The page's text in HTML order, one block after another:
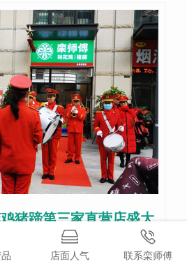
猪蹄第三家直营店盛大
店面人气 联系栾师傅